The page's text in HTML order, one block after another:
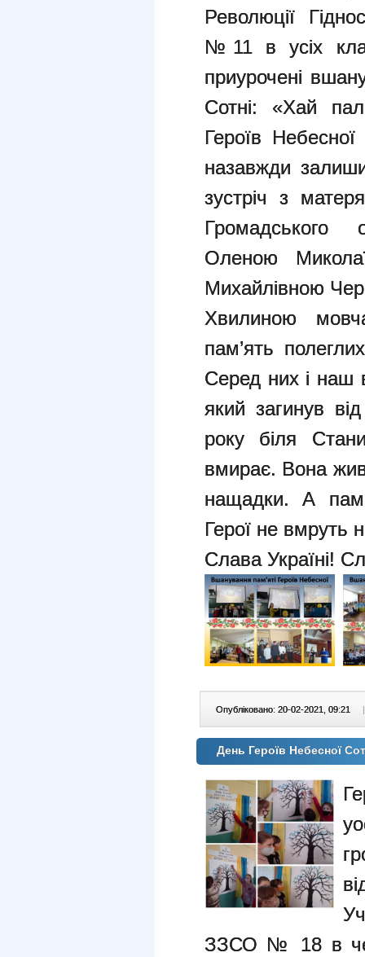
Революції
№11 в усіх
приурочені
Сотні: «Хай
Героїв
назавжди
зустріч з
Громадського
Оленою
Михайлівною
Хвилиною
пам’ять
Серед них і наш
який загинув
року біля
вмирає. Вона
нащадки. А
Герої не вмруть
Слава Україні!
Опубліковано: 20-02-2021, 09:21 |
День Героїв Небесної
ЗЗСО № 18 в